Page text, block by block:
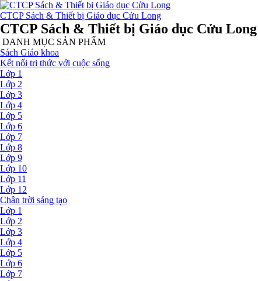
CTCP Sách & Thiết bị Giáo dục Cửu Long
CTCP Sách & Thiết bị Giáo dục Cửu Long
DANH MỤC SẢN PHẨM
Sách Giáo khoa
Kết nối tri thức với cuộc sống
Lớp 1
Lớp 2
Lớp 3
Lớp 4
Lớp 5
Lớp 6
Lớp 7
Lớp 8
Lớp 9
Lớp 10
Lớp 11
Lớp 12
Chân trời sáng tạo
Lớp 1
Lớp 2
Lớp 3
Lớp 4
Lớp 5
Lớp 6
Lớp 7